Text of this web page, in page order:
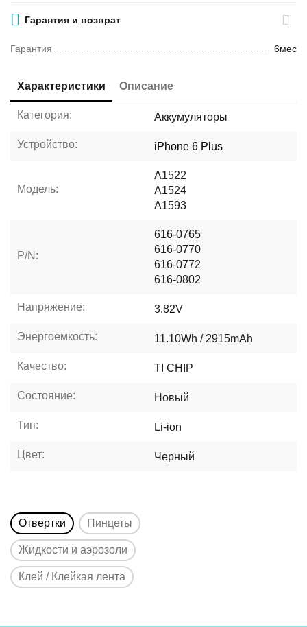
Гарантия и возврат
Гарантия 6мес
Характеристики Описание
Категория: Аккумуляторы
Устройство: iPhone 6 Plus
Модель:
A1522
A1524
A1593
P/N:
616-0765
616-0770
616-0772
616-0802
Напряжение: 3.82V
Энергоемкость: 11.10Wh / 2915mAh
Качество: TI CHIP
Состояние: Новый
Тип: Li-ion
Цвет: Черный
Отвертки Пинцеты
Жидкости и аэрозоли
Клей / Клейкая лента